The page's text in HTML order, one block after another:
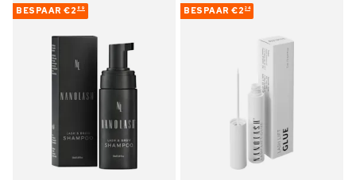
BESPAAR €2 89 BESPAAR €2 24